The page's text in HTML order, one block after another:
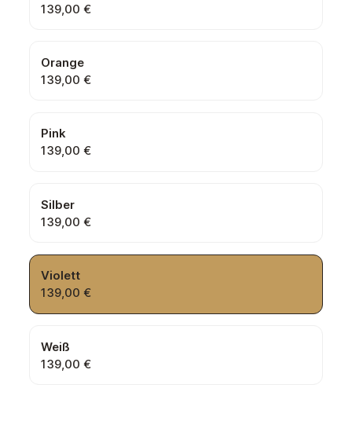
139,00 €
Orange
139,00 €
Pink
139,00 €
Silber
139,00 €
Violett
139,00 €
Weiß
139,00 €